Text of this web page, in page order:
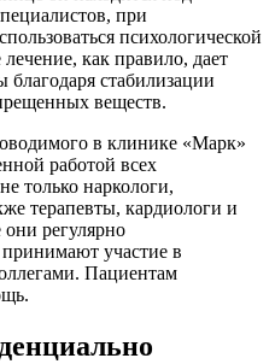
при
психологической
как правило, дает
благодаря стабилизации
веществ.
в клинике «Марк»
работой всех
только наркологи,
терапевты, кардиологи и
регулярно
участие в
Пациентам